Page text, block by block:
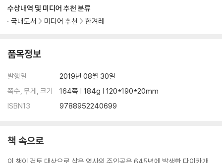
수상내역 및 미디어 추천 분류
국내도서
미디어 추천 한겨레
품목정보
발행일
2019년 08월 30일
쪽수, 무게, 크기
164쪽 | 184g | 120*190*20mm
ISBN13
9788952240699
책 속으로